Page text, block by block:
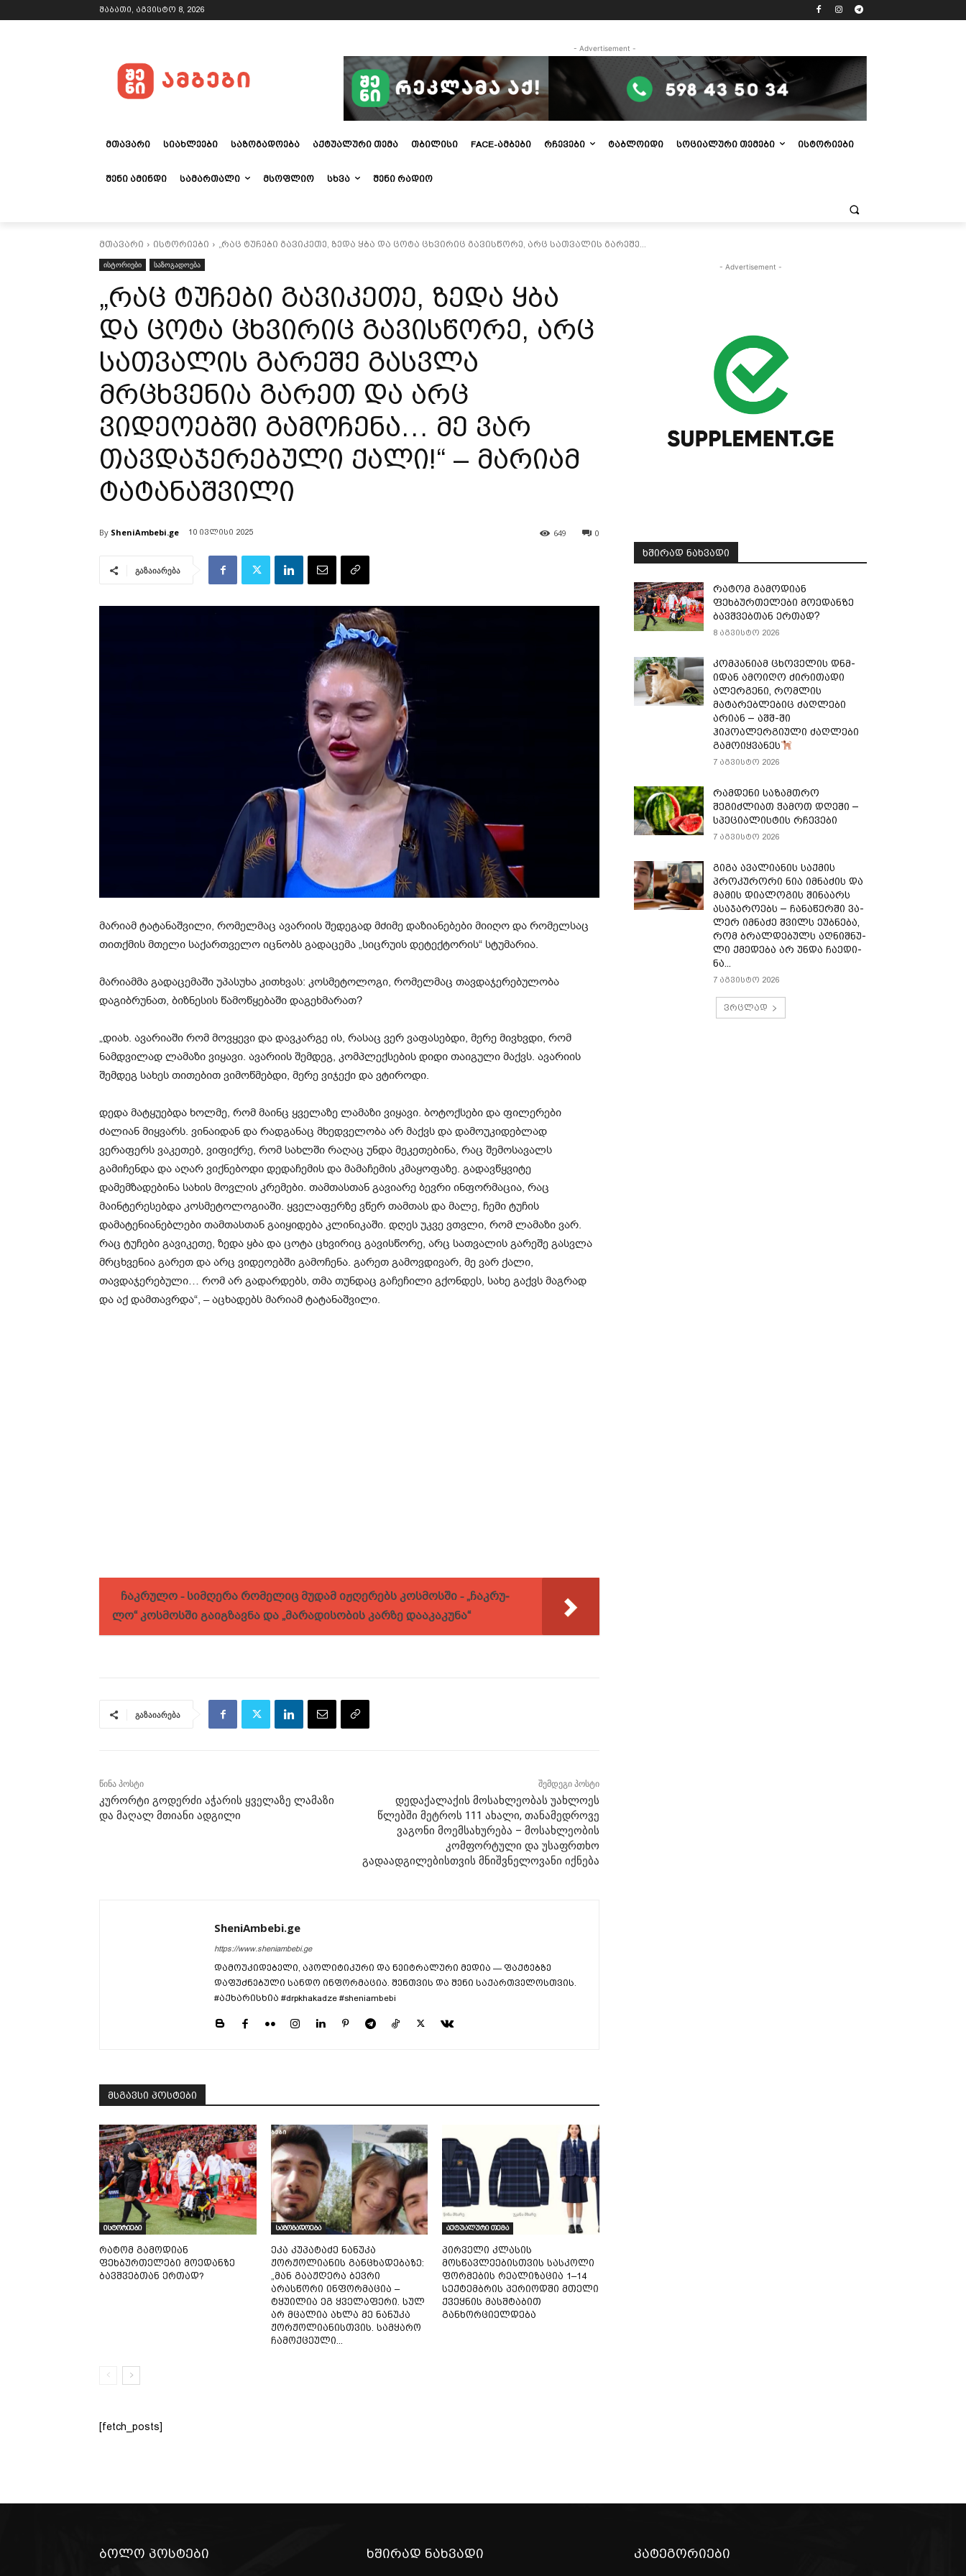
შაბათი, აგვისტო 8, 2026
- Advertisement -
ᲛᲗᲐᲕᲐᲠᲘ ᲡᲘᲐᲮᲚᲔᲔᲑᲘ ᲡᲐᲖᲝᲒᲐᲓᲝᲔᲑᲐ ᲐᲥᲢᲣᲐᲚᲣᲠᲘ ᲗᲔᲛᲐ ᲗᲑᲘᲚᲘᲡᲘ FACE-ᲐᲛᲑᲔᲑᲘ ᲠᲩᲔᲕᲔᲑᲘ ᲢᲐᲑᲚᲝᲘᲓᲘ ᲡᲝᲪᲘᲐᲚᲣᲠᲘ ᲗᲔᲛᲔᲑᲘ ᲘᲡᲢᲝᲠᲘᲔᲑᲘ
ᲨᲔᲜᲘ ᲐᲛᲘᲜᲓᲘ ᲡᲐᲛᲐᲠᲗᲐᲚᲘ ᲛᲡᲝᲤᲚᲘᲝ ᲡᲮᲕᲐ ᲨᲔᲜᲘ ᲠᲐᲓᲘᲝ
მთავარი ისტორიები
„რაც ტუჩები გავიკეთე, ზედა ყბა და ცოტა ცხვირიც გავისწორე, არც სათვალის გარეშე...
ისტორიები
საზოგადოება
„რაც ტუჩები გავიკეთე, ზედა ყბა
და ცოტა ცხვირიც გავისწორე, არც
სათვალის გარეშე გასვლა
მრცხვენია გარეთ და არც
ვიდეოებში გამოჩენა… მე ვარ
თავდაჯერებული ქალი!“ – მარიამ
ტატანაშვილი
By SheniAmbebi.ge 10 ივლისი 2025 0
649
გაზაიარება
მარიამ ტატანაშვილი, რომელმაც ავარიის შედეგად მძიმე დაზიანებები მიიღო და რომელსაც
თითქმის მთელი საქართველო იცნობს გადაცემა „სიცრუის დეტექტორის“ სტუმარია.
მარიამმა გადაცემაში უპასუხა კითხვას: კოსმეტოლოგი, რომელმაც თავდაჯერებულობა
დაგიბრუნათ, ბიზნესის წამოწყებაში დაგეხმარათ?
„დიახ. ავარიაში რომ მოვყევი და დავკარგე ის, რასაც ვერ ვაფასებდი, მერე მივხვდი, რომ
ნამდვილად ლამაზი ვიყავი. ავარიის შემდეგ, კომპლექსების დიდი თაიგული მაქვს. ავარიის
შემდეგ სახეს თითებით ვიმოწმებდი, მერე ვიჯექი და ვტიროდი.
დედა მატყუებდა ხოლმე, რომ მაინც ყველაზე ლამაზი ვიყავი. ბოტოქსები და ფილერები
ძალიან მიყვარს. ვინაიდან და რადგანაც მხედველობა არ მაქვს და დამოუკიდებლად
ვერაფერს ვაკეთებ, ვიფიქრე, რომ სახლში რაღაც უნდა მეკეთებინა, რაც შემოსავალს
გამიჩენდა და აღარ ვიქნებოდი დედაჩემის და მამაჩემის კმაყოფაზე. გადავწყვიტე
დამემზადებინა სახის მოვლის კრემები. თამთასთან გავიარე ბევრი ინფორმაცია, რაც
მაინტერესებდა კოსმეტოლოგიაში. ყველაფერზე ვწერ თამთას და მალე, ჩემი ტუჩის
დამატენიანებლები თამთასთან გაიყიდება კლინიკაში. დღეს უკვე ვთვლი, რომ ლამაზი ვარ.
რაც ტუჩები გავიკეთე, ზედა ყბა და ცოტა ცხვირიც გავისწორე, არც სათვალის გარეშე გასვლა
მრცხვენია გარეთ და არც ვიდეოებში გამოჩენა. გარეთ გამოვდივარ, მე ვარ ქალი,
თავდაჯერებული… რომ არ გადარდებს, თმა თუნდაც გაჩეჩილი გქონდეს, სახე გაქვს მაგრად
და აქ დამთავრდა“, – აცხადებს მარიამ ტატანაშვილი.
ჩაკრულო - სიმღერა რომელიც მუდამ იჟღერებს კოსმოსში - „ჩაკ­რუ­
ლო“ კოს­მოს­ში გა­იგ­ზავ­ნა და „მარადისობის კარზე დააკაკუნა“
გაზაიარება
წინა პოსტი
კურორტი გოდერძი აჭარის ყველაზე ლამაზი
და მაღალ მთიანი ადგილი
შემდეგი პოსტი
დედაქალაქის მოსახლეობას უახლოეს
წლებში მეტროს 111 ახალი, თანამედროვე
ვაგონი მოემსახურება – მოსახლეობის
კომფორტული და უსაფრთხო
გადაადგილებისთვის მნიშვნელოვანი იქნება
SheniAmbebi.ge
https://www.sheniambebi.ge
დამოუკიდებელი, აპოლიტიკური და ნეიტრალური მედია — ფაქტებზე
დაფუძნებული სანდო ინფორმაცია. შენთვის და შენი საქართველოსთვის.
#აქხარისხია #drpkhakadze #sheniambebi
მსგავსი პოსტები
ისტორიები
რატომ გამოდიან
ფეხბურთელები მოედანზე
ბავშვებთან ერთად?
საზოგადოება
ეკა კუპატაძე ნანუკა
ჟორჟოლიანის განცხადებაზე:
„მან გააჟღერა ბევრი
არასწორი ინფორმაცია –
ტყუილია ეგ ყველაფერი. სულ
არ მცალია ახლა მე ნანუკა
ჟორჟოლიანისთვის. სამყარო
ჩამოქცეული...
აქტუალური თემა
პირველი კლასის
მოსწავლეებისთვის სასკოლი
ფორმების რეალიზაცია 1–14
სექტემბრის პერიოდში მთელი
ქვეყნის მასშტაბით
განხორციელდება
[fetch_posts]
- Advertisement -
ᲮᲨᲘᲠᲐᲓ ᲜᲐᲮᲕᲐᲓᲘ
რატომ გამოდიან
ფეხბურთელები მოედანზე
ბავშვებთან ერთად?
8 აგვისტო 2026
კომპანიამ ცხოველის დნმ-
იდან ამოიღო ძირითადი
ალერგენი, რომლის
მატარებლებიც ძაღლები
არიან – აშშ-ში
ჰიპოალერგიული ძაღლები
გამოიყვანეს
7 აგვისტო 2026
რამდენი საზამთრო
შეგიძლიათ ჭამოთ დღეში –
სპეციალისტის რჩევები
7 აგვისტო 2026
გიგა ავალიანის საქმის
პროკურორი ნია იმნაძის და
მამის დიალოგის შინაარს
ასაჯაროებს – ჩა­ნა­წერ­ში ვა­
ლერ იმ­ნა­ძე შვილს ეუბ­ნე­ბა,
რომ ბრალ­დე­ბულს აღ­ნიშ­ნუ­
ლი ქმე­დე­ბა არ უნდა ჩა­ე­დი­
ნა...
7 აგვისტო 2026
ვრცლად
ბოლო პოსტები ხშირად ნახვადი კატეგორიები